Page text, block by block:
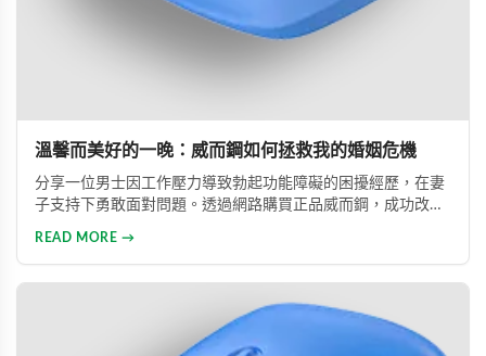
溫馨而美好的一晚：威而鋼如何拯救我的婚姻危機
分享一位男士因工作壓力導致勃起功能障礙的困擾經歷，在妻
子支持下勇敢面對問題。透過網路購買正品威而鋼，成功改善
READ MORE →